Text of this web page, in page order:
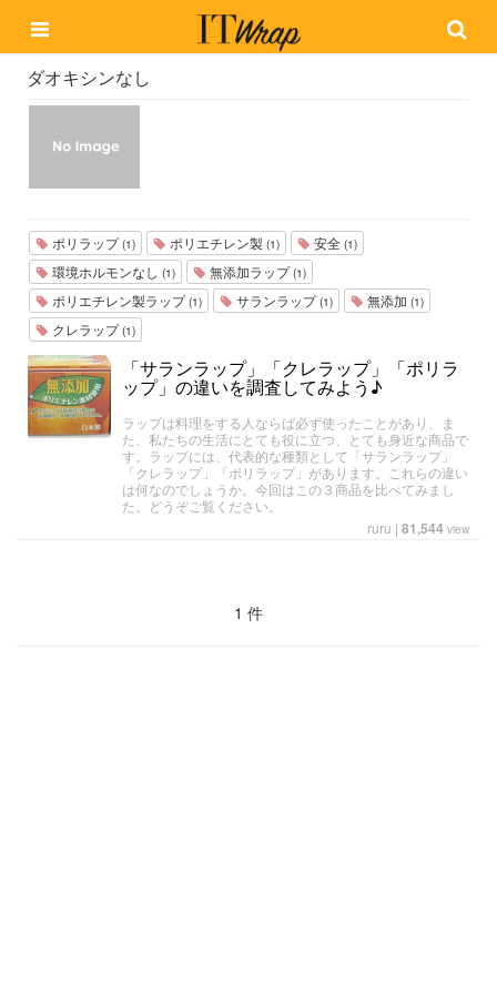
ダオキシンなし
ポリラップ(1) ポリエチレン製 (1) 安全 (1)
環境ホルモンなし (1) 無添加ラップ(1)
ポリエチレン製ラップ(1) サランラップ(1) 無添加 (1)
クレラップ(1)
「サランラップ」「クレラップ」「ポリラ
ップ」の違いを調査してみよう♪
ラップは料理をする人ならば必ず使ったことがあり、ま
た、私たちの生活にとても役に立つ、とても身近な商品で
す。ラップには、代表的な種類として「サランラップ」
「クレラップ」「ポリラップ」があります。これらの違い
は何なのでしょうか。今回はこの３商品を比べてみまし
た。どうぞご覧ください。
ruru | 81,544 view
1 件